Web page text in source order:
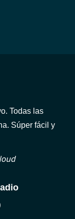
Todas las
Súper fácil y